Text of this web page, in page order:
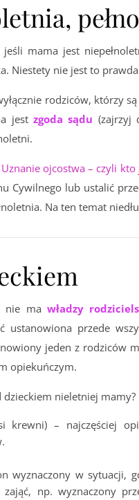
mama jest
Niestety nie jest to
rodziców, którzy
jestzgoda sądu (zajrzyj
Uznanie ojcostwa – czyli
Cywilnego lub ustalić
Na ten temat
nie ma władzy
ustanowiona przede
jeden z rodziców
opiekuńczym.
nieletniej mamy?
krewni) – najczęściej
wyznaczony w sytuacji,
np. wyznaczony